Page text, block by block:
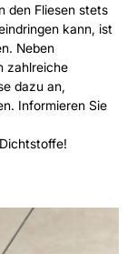
den Fliesen stets
kann, ist
Neben
zahlreiche
dazu an,
Informieren Sie